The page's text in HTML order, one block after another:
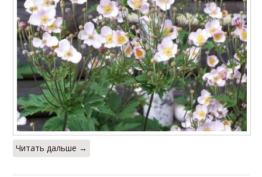
Читать дальше →